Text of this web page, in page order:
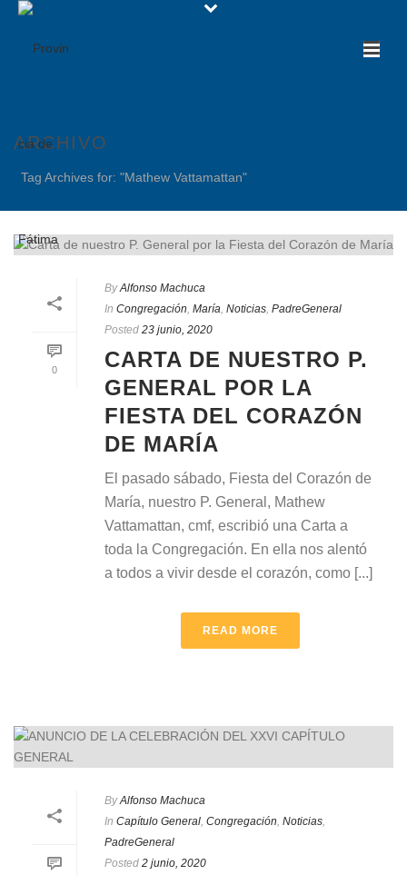
ARCHIVO
Tag Archives for: "Mathew Vattamattan"
0
By Alfonso Machuca
In Congregación María Noticias PadreGeneral
Posted 23 junio, 2020
CARTA DE NUESTRO P.
GENERAL POR LA
FIESTA DEL CORAZÓN
DE MARÍA
El pasado sábado, Fiesta del Corazón de
María, nuestro P. General, Mathew
Vattamattan, cmf, escribió una Carta a
toda la Congregación. En ella nos alentó
a todos a vivir desde el corazón, como [...]
READ MORE
By Alfonso Machuca
In Capítulo General Congregación Noticias
PadreGeneral
Posted 2 junio, 2020